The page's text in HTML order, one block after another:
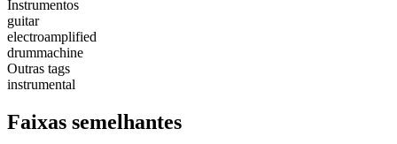
Instrumentos
guitar
electroamplified
drummachine
Outras tags
instrumental
Faixas semelhantes